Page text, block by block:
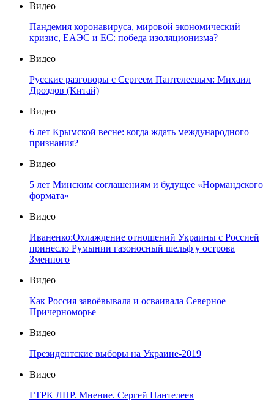
Видео
Пандемия коронавируса, мировой экономический
кризис, ЕАЭС и ЕС: победа изоляционизма?
Видео
Русские разговоры с Сергеем Пантелеевым: Михаил
Дроздов (Китай)
Видео
6 лет Крымской весне: когда ждать международного
признания?
Видео
5 лет Минским соглашениям и будущее «Нормандского
формата»
Видео
Иваненко:Охлаждение отношений Украины с Россией
принесло Румынии газоносный шельф у острова
Змеиного
Видео
Как Россия завоёвывала и осваивала Северное
Причерноморье
Видео
Президентские выборы на Украине-2019
Видео
ГТРК ЛНР. Мнение. Сергей Пантелеев